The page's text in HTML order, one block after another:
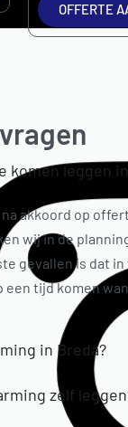
OFFERTE
komen leggen
akkoord op
wij in de
gevallen is dat
een tijd komen
in Breda?
zelf